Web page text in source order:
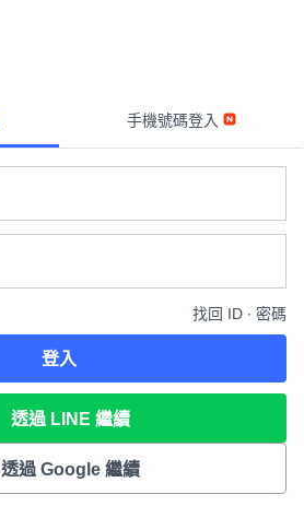
手機號碼登入
找回 ID ∙ 密碼
登入
透過 LINE 繼續
透過 Google 繼續